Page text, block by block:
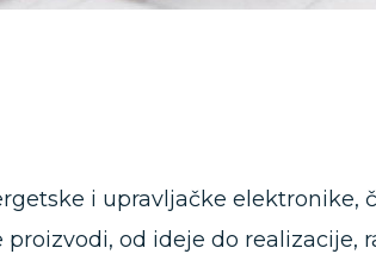
i upravljačke elektronike,
od ideje do realizacije,